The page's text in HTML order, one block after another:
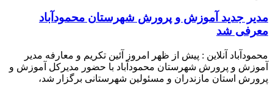
مدیر جدید آموزش و پرورش شهرستان محمودآباد
معرفی شد
محمودآباد آنلاین : پیش از ظهر امروز آئین تکریم و معارفه مدیر
آموزش و پرورش شهرستان محمودآباد با حضور مدیرکل آموزش و
پرورش استان مازندران و مسئولین شهرستانی برگزار شد،